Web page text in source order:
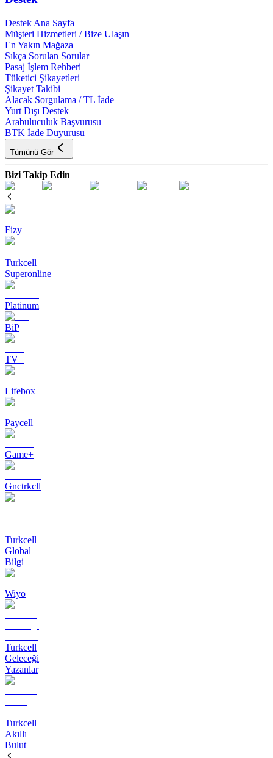
Destek Ana Sayfa
Müşteri Hizmetleri / Bize Ulaşın
En Yakın Mağaza
Sıkça Sorulan Sorular
Pasaj İşlem Rehberi
Tüketici Şikayetleri
Şikayet Takibi
Alacak Sorgulama / TL İade
Yurt Dışı Destek
Arabuluculuk Başvurusu
BTK İade Duyurusu
Tümünü Gör
Bizi Takip Edin
Fizy
Turkcell
Superonline
Platinum
BiP
TV+
Lifebox
Paycell
Game+
Gnctrkcll
Turkcell
Global
Bilgi
Wiyo
Turkcell
Geleceği
Yazanlar
Turkcell
Akıllı
Bulut